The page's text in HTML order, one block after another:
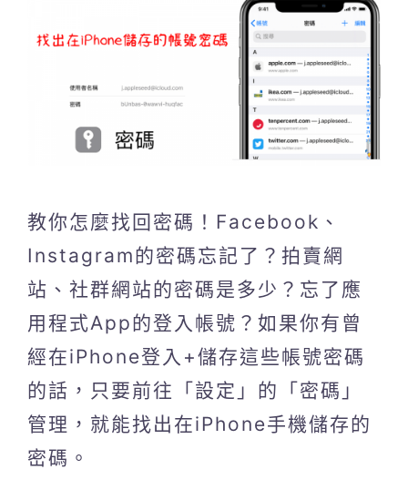
教你怎麼找回密碼！Facebook、
Instagram的密碼忘記了？拍賣網
站、社群網站的密碼是多少？忘了應
用程式App的登入帳號？如果你有曾
經在iPhone登入+儲存這些帳號密碼
的話，只要前往「設定」的「密碼」
管理，就能找出在iPhone手機儲存的
密碼。